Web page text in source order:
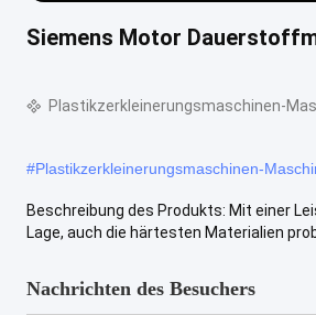
Time
Siemens Motor
Plastikzerkleinerungsmaschinen-
#Plastikzerkleinerungsmaschinen-
Beschreibung des Produkts: Mit einer
Lage, auch die härtesten Materialien
Nachrichten des Besuchers